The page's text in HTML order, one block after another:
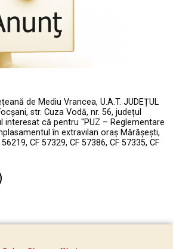
de Mediu Vrancea, U.A.T. JUDEȚUL
str. Cuza Vodă, nr. 56, județul
interesat că pentru "PUZ – Reglementare
în extravilan oraș Mărășești,
CF 57329, CF 57386, CF 57335, CF